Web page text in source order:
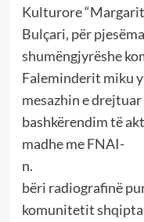
Kulturore
Bulçari, për
shumëngjyrëshe
Faleminderit miku
mesazhin e
bashkërendim të
madhe me FNAI-
n.
bëri radiografinë
komunitetit